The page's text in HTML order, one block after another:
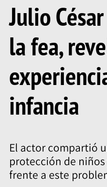
Julio
la fea,
infancia
El actor compartió
protección de
frente a este